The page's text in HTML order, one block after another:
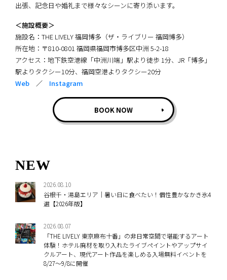
出張、記念日や婚礼まで様々なシーンに寄り添います。
＜施設概要＞
施設名：THE LIVELY 福岡博多（ザ・ライブリー 福岡博多）
所在地：〒810-0801 福岡県福岡市博多区中洲 5-2-18
アクセス：地下鉄空港線「中洲川端」駅より徒歩 1分、JR「博多」
駅よりタクシー10分、福岡空港よりタクシー20分
Web ／ Instagram
BOOK NOW
NEW
2026.08.10
谷根千・湯島エリア｜暑い日に食べたい！個性豊かなかき氷4
選【2026年版】
2026.08.07
「THE LIVELY 東京麻布十番」の非日常空間で堪能するアート
体験！ホテル廃材を取り入れたライブペイントやアップサイ
クルアート、現代アート作品を楽しめる入場無料イベントを
8/27～9/8に開催